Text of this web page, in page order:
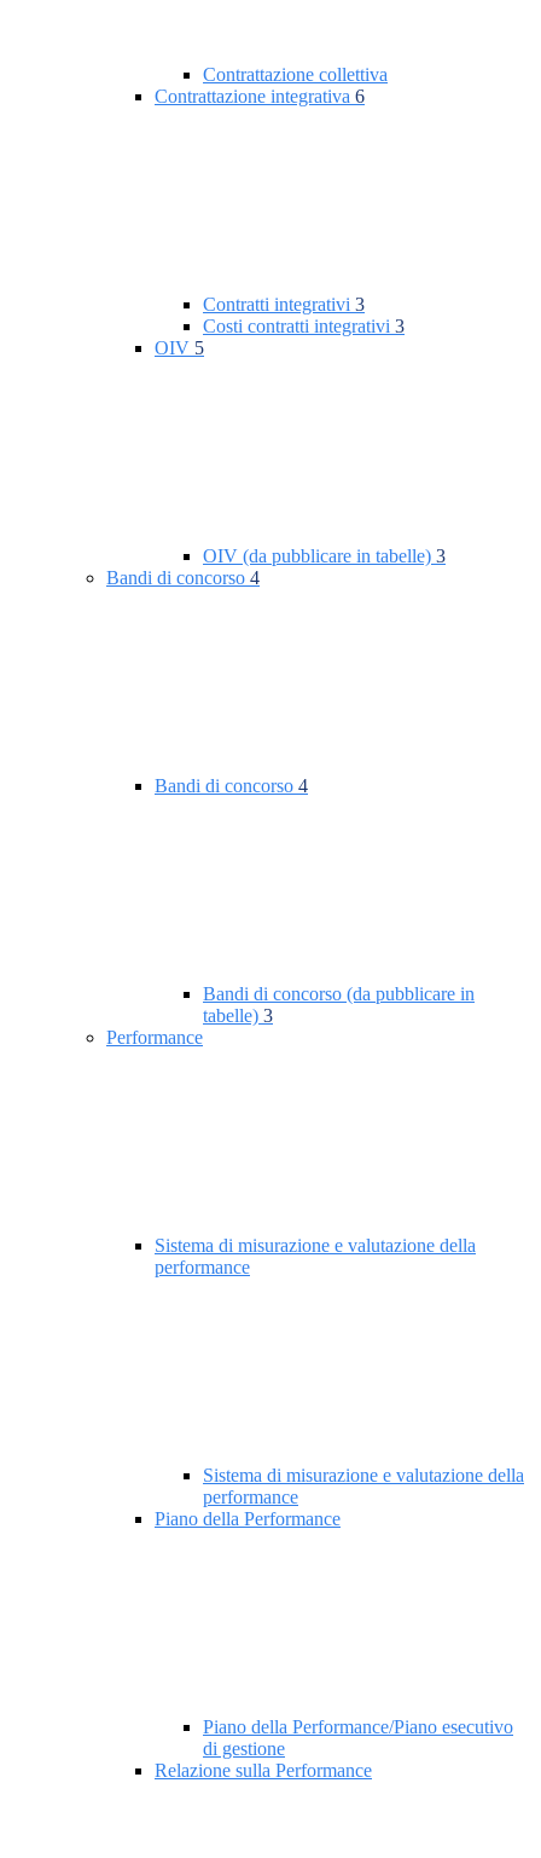
Contrattazione collettiva
Contrattazione integrativa 6
Contratti integrativi 3
Costi contratti integrativi 3
OIV 5
OIV (da pubblicare in tabelle) 3
Bandi di concorso 4
Bandi di concorso 4
Bandi di concorso (da pubblicare in
tabelle) 3
Performance
Sistema di misurazione e valutazione della
performance
Sistema di misurazione e valutazione della
performance
Piano della Performance
Piano della Performance/Piano esecutivo
di gestione
Relazione sulla Performance